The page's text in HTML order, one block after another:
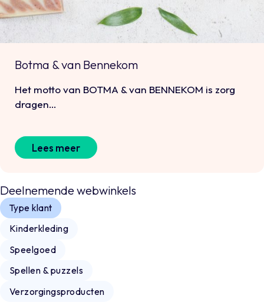
Botma & van Bennekom
Het motto van BOTMA & van BENNEKOM is zorg
dragen…
Lees meer
Deelnemende webwinkels
Type klant
Kinderkleding
Speelgoed
Spellen & puzzels
Verzorgingsproducten